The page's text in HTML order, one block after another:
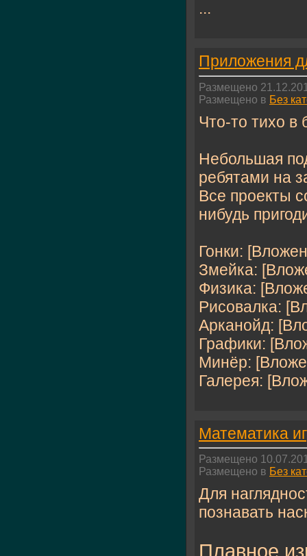
...
Приложения
Размещено
Размещено в Без
Что-то тихо в
Небольшая
ребятами на
Все проекты
нибудь
Гонки:
Змейка:
Физика:
Рисовалка:
Арканойд:
Графики:
Минёр:
Галерея:
Математика
Размещено
Размещено в Без
Для
познавать
Плавное